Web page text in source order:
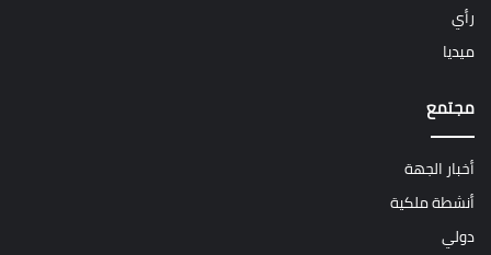
رأي
ميديا
مجتمع
أخبار الجهة
أنشطة ملكية
دولي